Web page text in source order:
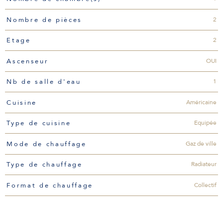
Nombre de pièces 2
Etage 2
Ascenseur OUI
Nb de salle d'eau 1
Cuisine Américaine
Type de cuisine Equipée
Mode de chauffage Gaz de ville
Type de chauffage Radiateur
Format de chauffage Collectif